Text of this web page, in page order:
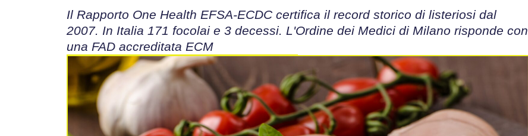
Il Rapporto One Health EFSA-ECDC certifica il record storico di listeriosi dal
2007. In Italia 171 focolai e 3 decessi. L'Ordine dei Medici di Milano risponde con
una FAD accreditata ECM